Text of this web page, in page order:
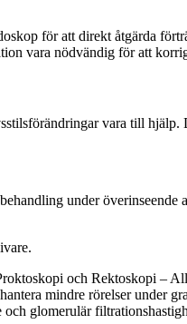
för att direkt åtgärda
vara nödvändig för att
vara till
under
och Rektoskopi –
mindre rörelser under
och glomerulär